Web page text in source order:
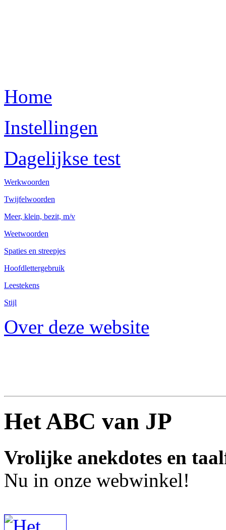
Home
Instellingen
Dagelijkse test
Werkwoorden
Twijfelwoorden
Meer, klein, bezit, m/v
Weetwoorden
Spaties en streepjes
Hoofdlettergebruik
Leestekens
Stijl
Over deze website
Het ABC van JP
Vrolijke anekdotes en
Nu in onze webwinkel!